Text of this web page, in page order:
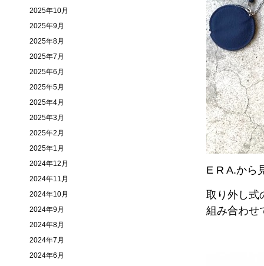
E R A.から
取り外し式
組み合わせ
2025年10月
2025年9月
2025年8月
2025年7月
2025年6月
2025年5月
2025年4月
2025年3月
2025年2月
2025年1月
2024年12月
2024年11月
2024年10月
2024年9月
2024年8月
2024年7月
2024年6月